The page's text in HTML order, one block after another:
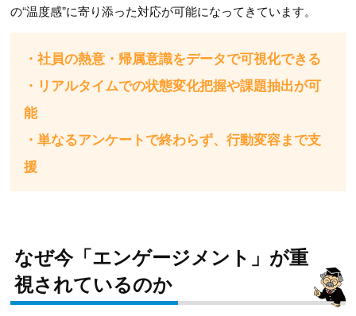
の“温度感”に寄り添った対応が可能になってきています。
・社員の熱意・帰属意識をデータで可視化できる
・リアルタイムでの状態変化把握や課題抽出が可
能
・単なるアンケートで終わらず、行動変容まで支
援
なぜ今「エンゲージメント」が重
視されているのか